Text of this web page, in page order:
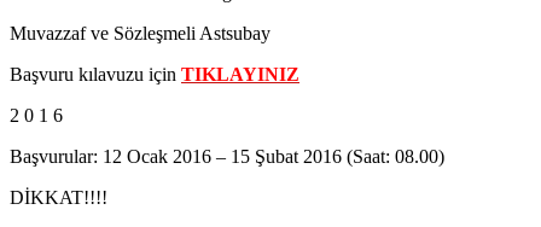
Muvazzaf ve Sözleşmeli Astsubay
Başvuru kılavuzu için TIKLAYINIZ
2 0 1 6
Başvurular: 12 Ocak 2016 – 15 Şubat 2016 (Saat: 08.00)
DİKKAT!!!!